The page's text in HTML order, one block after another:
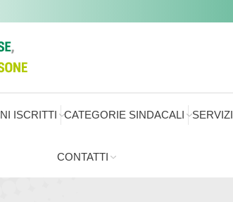
ISCRITTI CATEGORIE SINDACALI SERVIZI
CONTATTI